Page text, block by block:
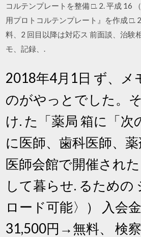
コルテンプレートを整備 □. 2. 平成 16
用プロトコルテンプレート』を作成 □.
料、2 回目以降は対応ス 前面談、治験
モ、記録、.
2018年4月1日 ず、メ
のがやっとでした。
け. た「薬局 箱に「次
に医師、歯科医師、
医師会館で開催され
して暮らせ. るための
ロード可能〉） 入会
31,500円→無料、 検